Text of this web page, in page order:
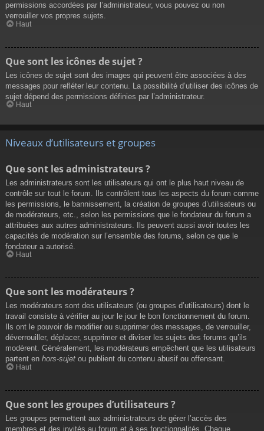
permissions accordées par l’administrateur, vous pouvez ou non
verrouiller vos propres sujets.
Haut
Que sont les icônes de sujet ?
Les icônes de sujet sont des images qui peuvent être associées à des
messages pour refléter leur contenu. La possibilité d’utiliser des icônes de
sujet dépend des permissions définies par l’administrateur.
Haut
Niveaux d’utilisateurs et groupes
Que sont les administrateurs ?
Les administrateurs sont les utilisateurs qui ont le plus haut niveau de
contrôle sur tout le forum. Ils contrôlent tous les aspects du forum comme
les permissions, le bannissement, la création de groupes d’utilisateurs ou
de modérateurs, etc., selon les permissions que le fondateur du forum a
attribuées aux autres administrateurs. Ils peuvent aussi avoir toutes les
capacités de modération sur l’ensemble des forums, selon ce que le
fondateur a autorisé.
Haut
Que sont les modérateurs ?
Les modérateurs sont des utilisateurs (ou groupes d’utilisateurs) dont le
travail consiste à vérifier au jour le jour le bon fonctionnement du forum.
Ils ont le pouvoir de modifier ou supprimer des messages, de verrouiller,
déverrouiller, déplacer, supprimer et diviser les sujets des forums qu’ils
modèrent. Généralement, les modérateurs empêchent que les utilisateurs
partent en hors-sujet ou publient du contenu abusif ou offensant.
Haut
Que sont les groupes d’utilisateurs ?
Les groupes permettent aux administrateurs de gérer l’accès des
membres et des invités au forum et à ses fonctionnalités. Chaque